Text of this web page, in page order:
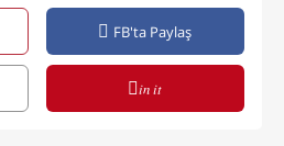
FB'ta Paylaş
in it